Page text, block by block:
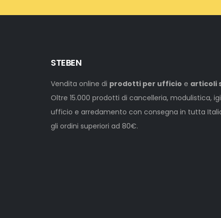
STEBEN
Vendita online di prodotti per ufficio e articoli
Oltre 15.000 prodotti di cancelleria, modulistica,
ufficio e arredamento con consegna in tutta
gli ordini superiori ad 80€.